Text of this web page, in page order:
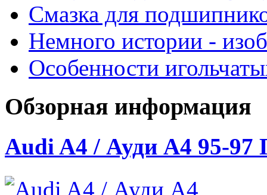
Смазка для
Немного истории -
Особенности
Обзорная информация
Audi A4 / Ауди А4 95-97